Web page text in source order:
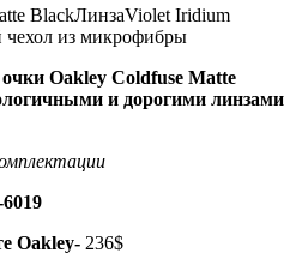
BlackЛинзаViolet Iridium
из микрофибры
Oakley Coldfuse Matte
и дорогими линзами
Oakley- 236$